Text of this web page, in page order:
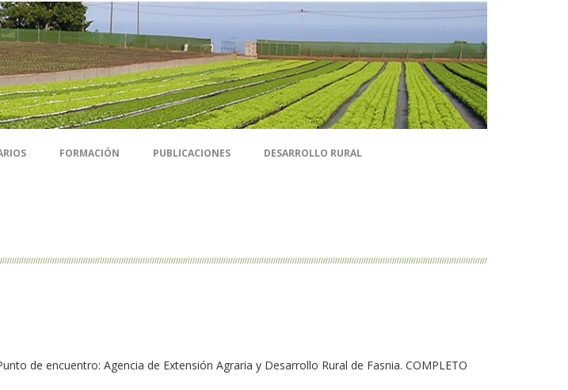
FORMACIÓN PUBLICACIONES DESARROLLO RURAL
de encuentro: Agencia de Extensión Agraria y Desarrollo Rural de Fasnia. COMPLETO